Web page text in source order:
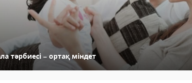
тәрбиесі – ортақ міндет